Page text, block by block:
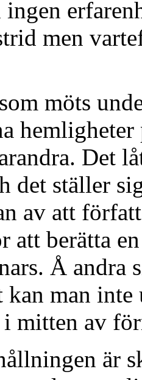
men
möts
Det
det ställer
av att
att berätta
Å andra
kan man
i mitten av
är